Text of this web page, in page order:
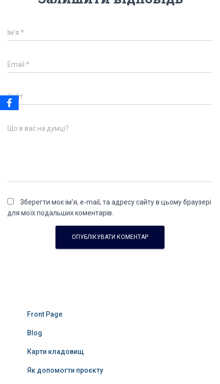
Ім'я *
Email *
Сайт
Що в вас на думці?
Зберегти моє ім'я, e-mail, та адресу сайту в цьому браузері
для моїх подальших коментарів.
Front Page
Blog
Карти кладовищ
Як допомогти проєкту